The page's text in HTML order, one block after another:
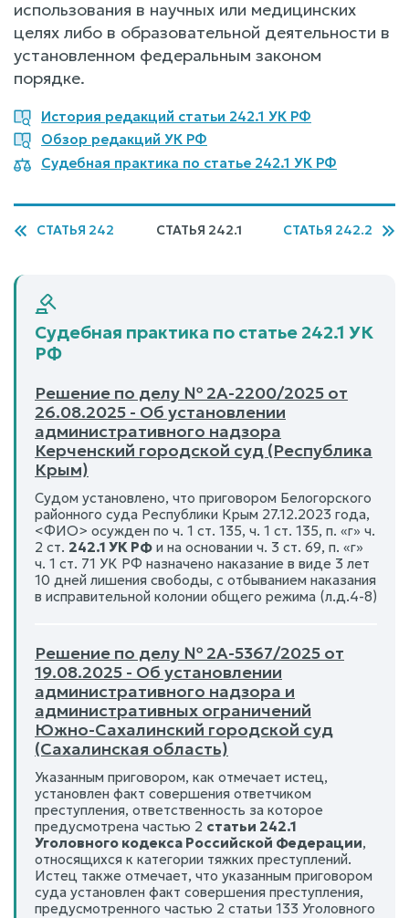
использования в научных или медицинских
целях либо в образовательной деятельности в
установленном федеральным законом
порядке.
История редакций статьи 242.1 УК РФ
Обзор редакций УК РФ
Судебная практика по статье 242.1 УК РФ
СТАТЬЯ 242 СТАТЬЯ 242.1 СТАТЬЯ 242.2
Судебная практика по статье 242.1 УК
РФ
Решение по делу № 2А-2200/2025 от
26.08.2025 - Об установлении
административного надзора
Керченский городской суд (Республика
Крым)
Судом установлено, что приговором Белогорского
районного суда Республики Крым 27.12.2023 года,
<ФИО> осужден по ч. 1 ст. 135, ч. 1 ст. 135, п. «г» ч.
2 ст. 242.1 УК РФ и на основании ч. 3 ст. 69, п. «г»
ч. 1 ст. 71 УК РФ назначено наказание в виде 3 лет
10 дней лишения свободы, с отбыванием наказания
в исправительной колонии общего режима (л.д.4-8)
Решение по делу № 2А-5367/2025 от
19.08.2025 - Об установлении
административного надзора и
административных ограничений
Южно-Сахалинский городской суд
(Сахалинская область)
Указанным приговором, как отмечает истец,
установлен факт совершения ответчиком
преступления, ответственность за которое
предусмотрена частью 2 статьи 242.1
Уголовного кодекса Российской Федерации,
относящихся к категории тяжких преступлений.
Истец также отмечает, что указанным приговором
суда установлен факт совершения преступления,
предусмотренного частью 2 статьи 133 Уголовного